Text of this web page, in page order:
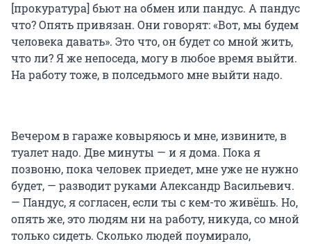
[прокуратура] бьют на обмен или пандус. А пандус
что? Опять привязан. Они говорят: «Вот, мы будем
человека давать». Это что, он будет со мной жить,
что ли? Я же непоседа, могу в любое время выйти.
На работу тоже, в полседьмого мне выйти надо.
Вечером в гараже ковыряюсь и мне, извините, в
туалет надо. Две минуты — и я дома. Пока я
позвоню, пока человек приедет, мне уже не нужно
будет, — разводит руками Александр Васильевич.
— Пандус, я согласен, если ты с кем-то живёшь. Но,
опять же, это людям ни на работу, никуда, со мной
только сидеть. Сколько людей поумирало,